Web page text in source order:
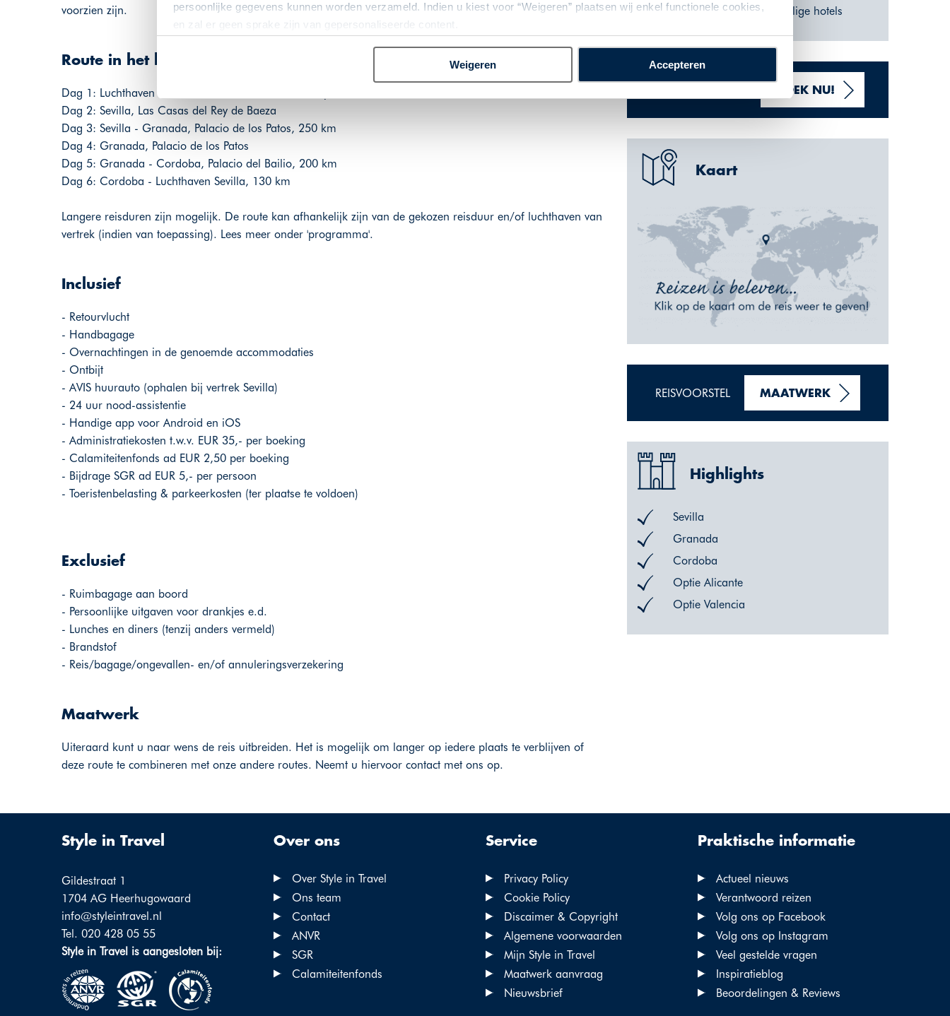
persoonlijke gegevens kunnen worden verzameld. Indien u kiest voor “Weigeren” plaatsen wij enkel functionele cookies,
en zal er geen sprake zijn van gepersonaliseerde content.
Weigeren Accepteren
voorzien zijn.
Route in het kort
Dag 1: Luchthaven Sevilla - Sevilla, Las Casas del Rey de Baeza, 11 km
Dag 2: Sevilla, Las Casas del Rey de Baeza
Dag 3: Sevilla - Granada, Palacio de los Patos, 250 km
Dag 4: Granada, Palacio de los Patos
Dag 5: Granada - Cordoba, Palacio del Bailio, 200 km
Dag 6: Cordoba - Luchthaven Sevilla, 130 km
Langere reisduren zijn mogelijk. De route kan afhankelijk zijn van de gekozen reisduur en/of luchthaven van
vertrek (indien van toepassing). Lees meer onder 'programma'.
Inclusief
- Retourvlucht
- Handbagage
- Overnachtingen in de genoemde accommodaties
- Ontbijt
- AVIS huurauto (ophalen bij vertrek Sevilla)
- 24 uur nood-assistentie
- Handige app voor Android en iOS
- Administratiekosten t.w.v. EUR 35,- per boeking
- Calamiteitenfonds ad EUR 2,50 per boeking
- Bijdrage SGR ad EUR 5,- per persoon
- Toeristenbelasting & parkeerkosten (ter plaatse te voldoen)
Exclusief
- Ruimbagage aan boord
- Persoonlijke uitgaven voor drankjes e.d.
- Lunches en diners (tenzij anders vermeld)
- Brandstof
- Reis/bagage/ongevallen- en/of annuleringsverzekering
Maatwerk
Uiteraard kunt u naar wens de reis uitbreiden. Het is mogelijk om langer op iedere plaats te verblijven of
deze route te combineren met onze andere routes. Neemt u hiervoor contact met ons op.
Verblijf in luxe kleinschalige hotels
BOEK NU!
Kaart
REISVOORSTEL MAATWERK
Highlights
Sevilla
Granada
Cordoba
Optie Alicante
Optie Valencia
Style in Travel
Gildestraat 1
1704 AG Heerhugowaard
info@styleintravel.nl
Tel. 020 428 05 55
Style in Travel is aangesloten bij:
Over ons
Over Style in Travel
Ons team
Contact
ANVR
SGR
Calamiteitenfonds
Service
Privacy Policy
Cookie Policy
Discaimer & Copyright
Algemene voorwaarden
Mijn Style in Travel
Maatwerk aanvraag
Nieuwsbrief
Praktische informatie
Actueel nieuws
Verantwoord reizen
Volg ons op Facebook
Volg ons op Instagram
Veel gestelde vragen
Inspiratieblog
Beoordelingen & Reviews